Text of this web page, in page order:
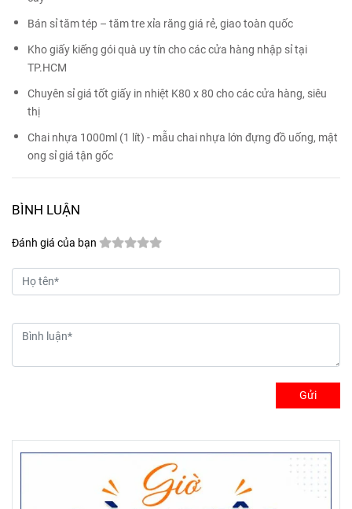
Bán sỉ tăm tép – tăm tre xỉa răng giá rẻ, giao toàn quốc
Kho giấy kiếng gói quà uy tín cho các cửa hàng nhập sỉ tại
TP.HCM
Chuyên sỉ giá tốt giấy in nhiệt K80 x 80 cho các cửa hàng, siêu
thị
Chai nhựa 1000ml (1 lít) - mẫu chai nhựa lớn đựng đồ uống, mật
ong sỉ giá tận gốc
BÌNH LUẬN
Đánh giá của bạn
Gửi